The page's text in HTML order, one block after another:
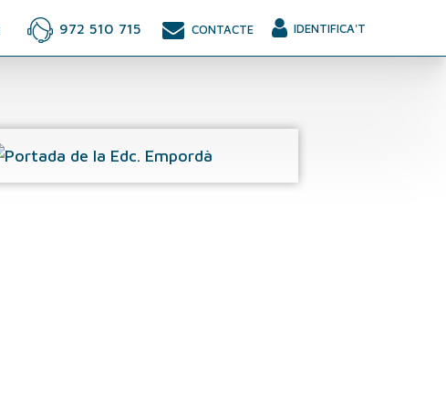
972 510 715 CONTACTE IDENTIFICA'T